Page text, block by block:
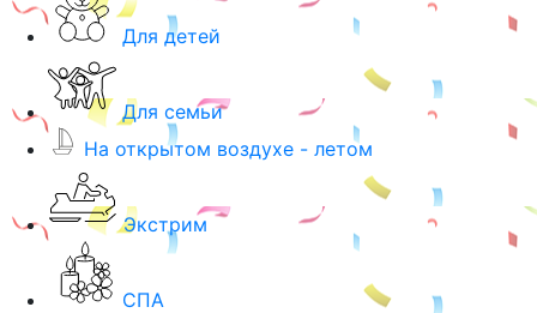
Для детей
Для семьи
На открытом воздухе - летом
Экстрим
СПА